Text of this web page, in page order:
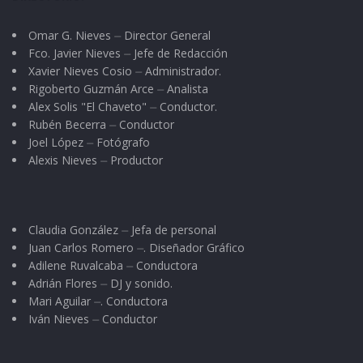
calabacitas, desyerbando los sembradíos y en
los tiempos libres se empleaban como
jornaleros y/o vaqueros en los ranchos
ganaderos circunvecinos. Algunos otros
optaban por trabajar en alguna carpintería o
panadería, a fin de obtener un pequeño ingreso
Las primeras dificultades se presentaban desde
el momento del nacimiento de sus hijos: los
trabajos de parto eran atendidos por las
parteras; eran ellas quienes vigilaban, dirigían y
auscultaban que los retoños salieran sanos y
Omar G. Nieves ⏤ Director General
Fco. Javier Nieves ⏤ Jefe de Redacción
Xavier Nieves Cosio ⏤ Administrador.
Rigoberto Guzmán Arce ⏤ Analista
Alex Solis "El Chaveto" ⏤ Conductor.
Rubén Becerra ⏤ Conductor
Joel López ⏤ Fotógrafo
Alexis Nieves ⏤ Productor
Claudia González ⏤ Jefa de personal
Juan Carlos Romero ⏤. Diseñador Gráfico
Adilene Ruvalcaba ⏤ Conductora
Adrián Flores ⏤ DJ y sonido.
Mari Aguilar ⏤. Conductora
Iván Nieves ⏤ Conductor